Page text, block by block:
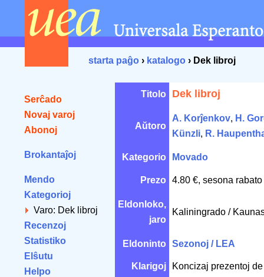
starta paĝo › katalogo › Dek libroj
Serĉado
Novaj varoj
Abonoj
Brokantaĵoj
Mendo
Kategorioj
Varo: Dek libroj
Recenzoj
Statistiko
Elŝutu
Helpo
Titolo Dek libroj
Aŭtoro
A. Korĵenkov, H.
Künzli, R.
Kategorio Movado
Prezo 4.80 €, sesona
Eldonloko,
jaro
Kaliningrado /
Eldoninto Sezonoj / LEA
Klarigoj Koncizaj prezentoj